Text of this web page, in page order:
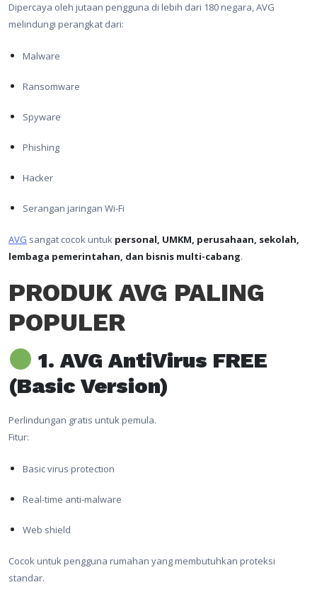
Dipercaya oleh jutaan pengguna di lebih dari 180 negara, AVG
melindungi perangkat dari:
Malware
Ransomware
Spyware
Phishing
Hacker
Serangan jaringan Wi-Fi
AVG sangat cocok untuk personal, UMKM, perusahaan, sekolah,
lembaga pemerintahan, dan bisnis multi-cabang.
PRODUK AVG PALING
POPULER
1. AVG AntiVirus FREE
(Basic Version)
Perlindungan gratis untuk pemula.
Fitur:
Basic virus protection
Real-time anti-malware
Web shield
Cocok untuk pengguna rumahan yang membutuhkan proteksi
standar.